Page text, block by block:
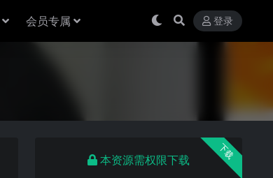
会员专属 登录
下载
本资源需权限下载